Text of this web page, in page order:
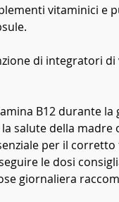
vitaminici e
di integratori
B12 durante la
salute della madre
per il
le dosi
giornaliera